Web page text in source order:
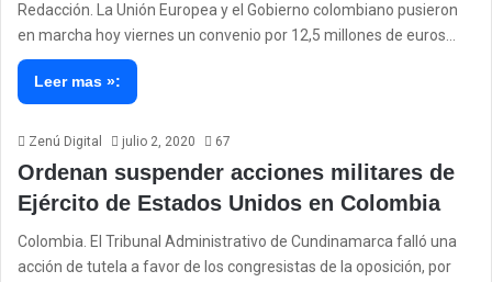
Redacción. La Unión Europea y el Gobierno colombiano pusieron
en marcha hoy viernes un convenio por 12,5 millones de euros…
Leer mas »:
Zenú Digital julio 2, 2020 67
Ordenan suspender acciones militares de
Ejército de Estados Unidos en Colombia
Colombia. El Tribunal Administrativo de Cundinamarca falló una
acción de tutela a favor de los congresistas de la oposición, por